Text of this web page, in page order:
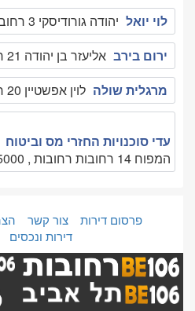
לוי יואל יהודה גורודיסקי 3 רחובות , 050-5433165
ירום בירב אליעזר בן יהודה 21 רחובות , 08-9475930
מרגלית שולה לוין אפשטיין 20 רחובות , 08-9460769
עדי סוכנויות החזרי מס וביטוח
המפוח 14 רחובות רחובות , 08-9585000
פרסום דירות צור קשר
דירות ונכסים